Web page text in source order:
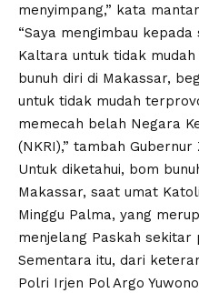
menyimpang,” kata
“Saya mengimbau
Kaltara untuk tidak
bunuh diri di Makassar,
untuk tidak mudah
memecah belah Negara
(NKRI),” tambah Gubernur
Untuk diketahui, bom
Makassar, saat umat
Minggu Palma, yang
menjelang Paskah sekitar
Sementara itu, dari
Polri Irjen Pol Argo